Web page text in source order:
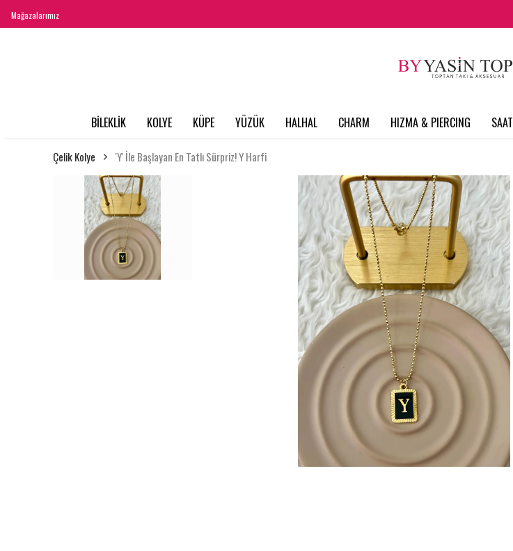
Mağazalarımız
BİLEKLİK KOLYE KÜPE YÜZÜK HALHAL CHARM HIZMA & PIERCING SAAT
Çelik Kolye 'Y' İle Başlayan En Tatlı Sürpriz! Y Harfi